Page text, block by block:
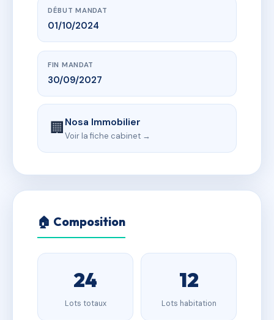
DÉBUT MANDAT
01/10/2024
FIN MANDAT
30/09/2027
🏢Nosa Immobilier
Voir la fiche cabinet →
🏠 Composition
24
Lots totaux
12
Lots habitation